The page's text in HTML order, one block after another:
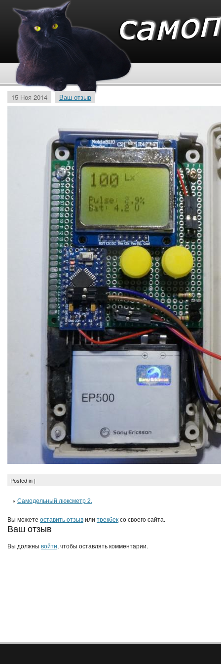
15 Ноя 2014 Ваш отзыв
Posted in |
« Самодельный люксметр 2.
Вы можете оставить отзывили трекбексо своего сайта.
Ваш отзыв
Вы должны войти, чтобы оставлять комментарии.